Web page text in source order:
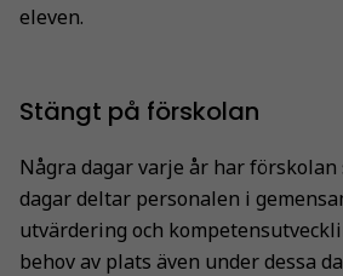
eleven.
Stängt på förskolan
Några dagar varje år har förskolan
dagar deltar personalen i
utvärdering och
behov av plats även under dessa